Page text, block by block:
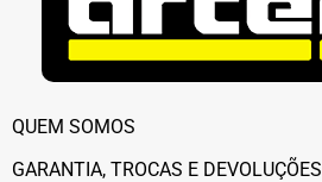
QUEM SOMOS
GARANTIA, TROCAS E DEVOLUÇÕES